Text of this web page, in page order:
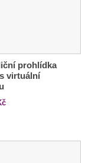
prohlídka
virtuální